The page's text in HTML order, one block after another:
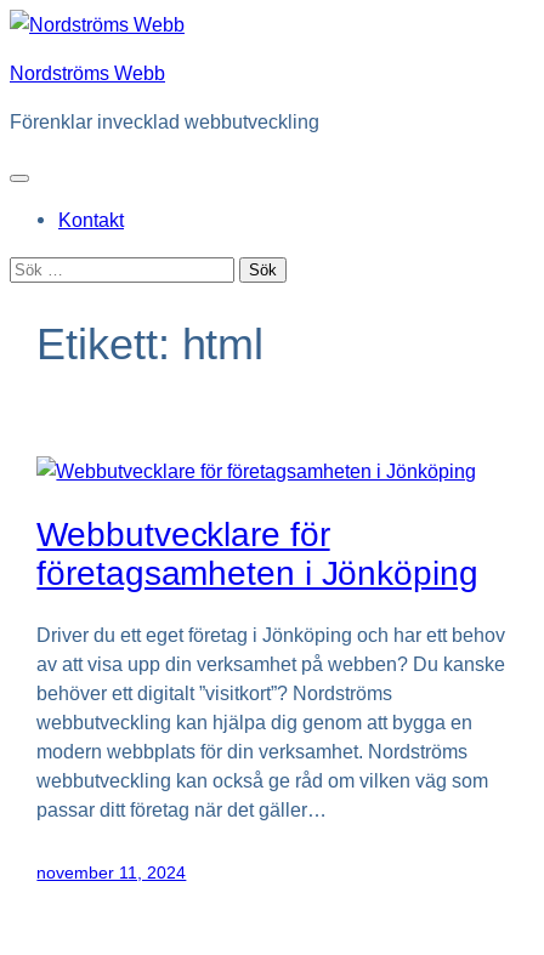
Hoppa
innehåll
Nordströms Webb
Förenklar invecklad webbutveckling
Kontakt
Sök
Etikett: html
Webbutvecklare för
företagsamheten i Jönköping
Driver du ett eget företag i Jönköping och har ett behov
av att visa upp din verksamhet på webben? Du kanske
behöver ett digitalt ”visitkort”? Nordströms
webbutveckling kan hjälpa dig genom att bygga en
modern webbplats för din verksamhet. Nordströms
webbutveckling kan också ge råd om vilken väg som
passar ditt företag när det gäller…
november 11, 2024